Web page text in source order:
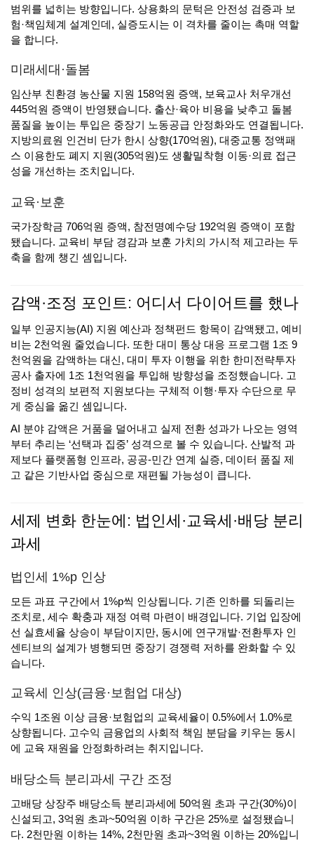
범위를 넓히는 방향입니다. 상용화의 문턱은 안전성 검증과 보
험·책임체계 설계인데, 실증도시는 이 격차를 줄이는 촉매 역할
을 합니다.
미래세대·돌봄
임산부 친환경 농산물 지원 158억원 증액, 보육교사 처우개선
445억원 증액이 반영됐습니다. 출산·육아 비용을 낮추고 돌봄
품질을 높이는 투입은 중장기 노동공급 안정화와도 연결됩니다.
지방의료원 인건비 단가 한시 상향(170억원), 대중교통 정액패
스 이용한도 폐지 지원(305억원)도 생활밀착형 이동·의료 접근
성을 개선하는 조치입니다.
교육·보훈
국가장학금 706억원 증액, 참전명예수당 192억원 증액이 포함
됐습니다. 교육비 부담 경감과 보훈 가치의 가시적 제고라는 두
축을 함께 챙긴 셈입니다.
감액·조정 포인트: 어디서 다이어트를 했나
일부 인공지능(AI) 지원 예산과 정책펀드 항목이 감액됐고, 예비
비는 2천억원 줄었습니다. 또한 대미 통상 대응 프로그램 1조 9
천억원을 감액하는 대신, 대미 투자 이행을 위한 한미전략투자
공사 출자에 1조 1천억원을 투입해 방향성을 조정했습니다. 고
정비 성격의 보편적 지원보다는 구체적 이행·투자 수단으로 무
게 중심을 옮긴 셈입니다.
AI 분야 감액은 거품을 덜어내고 실제 전환 성과가 나오는 영역
부터 추리는 ‘선택과 집중’ 성격으로 볼 수 있습니다. 산발적 과
제보다 플랫폼형 인프라, 공공-민간 연계 실증, 데이터 품질 제
고 같은 기반사업 중심으로 재편될 가능성이 큽니다.
세제 변화 한눈에: 법인세·교육세·배당 분리
과세
법인세 1%p 인상
모든 과표 구간에서 1%p씩 인상됩니다. 기존 인하를 되돌리는
조치로, 세수 확충과 재정 여력 마련이 배경입니다. 기업 입장에
선 실효세율 상승이 부담이지만, 동시에 연구개발·전환투자 인
센티브의 설계가 병행되면 중장기 경쟁력 저하를 완화할 수 있
습니다.
교육세 인상(금융·보험업 대상)
수익 1조원 이상 금융·보험업의 교육세율이 0.5%에서 1.0%로
상향됩니다. 고수익 금융업의 사회적 책임 분담을 키우는 동시
에 교육 재원을 안정화하려는 취지입니다.
배당소득 분리과세 구간 조정
고배당 상장주 배당소득 분리과세에 50억원 초과 구간(30%)이
신설되고, 3억원 초과~50억원 이하 구간은 25%로 설정됐습니
다. 2천만원 이하는 14%, 2천만원 초과~3억원 이하는 20%입니